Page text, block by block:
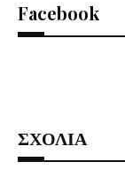
Facebook
ΣΧΟΛΙΑ